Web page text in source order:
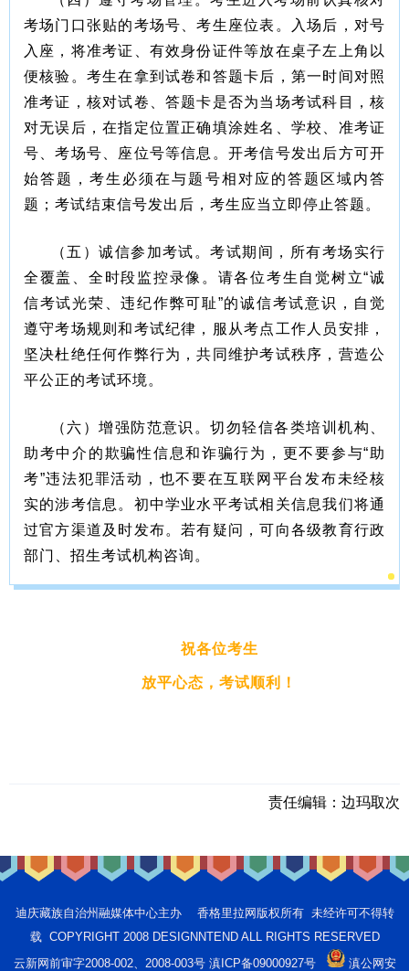
考场门口张贴的考场号、考生座位表。入场后，对号
入座，将准考证、有效身份证件等放在桌子左上角以
便核验。考生在拿到试卷和答题卡后，第一时间对照
准考证，核对试卷、答题卡是否为当场考试科目，核
对无误后，在指定位置正确填涂姓名、学校、准考证
号、考场号、座位号等信息。开考信号发出后方可开
始答题，考生必须在与题号相对应的答题区域内答
题；考试结束信号发出后，考生应当立即停止答题。
（五）诚信参加考试。考试期间，所有考场实行
全覆盖、全时段监控录像。请各位考生自觉树立“诚
信考试光荣、违纪作弊可耻”的诚信考试意识，自觉
遵守考场规则和考试纪律，服从考点工作人员安排，
坚决杜绝任何作弊行为，共同维护考试秩序，营造公
平公正的考试环境。
（六）增强防范意识。切勿轻信各类培训机构、
助考中介的欺骗性信息和诈骗行为，更不要参与“助
考”违法犯罪活动，也不要在互联网平台发布未经核
实的涉考信息。初中学业水平考试相关信息我们将通
过官方渠道及时发布。若有疑问，可向各级教育行政
部门、招生考试机构咨询。
祝各位考生
放平心态，考试顺利！
责任编辑： 边玛取次
迪庆藏族自治州融媒体中心主办 香格里拉网版权所有 未经许可不得转
载 COPYRIGHT 2008 DESIGNNTEND ALL RIGHTS RESERVED
云新网前审字2008-002、2008-003号 滇ICP备09000927号
滇公网安